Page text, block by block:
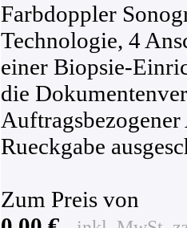
Farbdoppler
Technologie, 4
einer Biopsie-
die
Rueckgabe
Zum Preis von